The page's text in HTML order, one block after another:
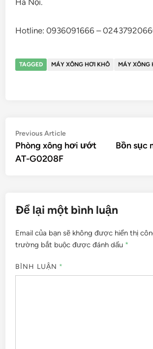
Hotline:0936091666 –
TAGGED MÁY XÔNG HƠI KHÔ MÁY XÔNG
Điều
hướng
bài
Previous ArticlePrevious
article:
Phòng xông hơi ướt
AT-G0208F
Bồn sục
Để lại một bình luận
Email của bạn sẽ không được hiển thị
trường bắt buộc được đánh dấu *
BÌNH LUẬN *